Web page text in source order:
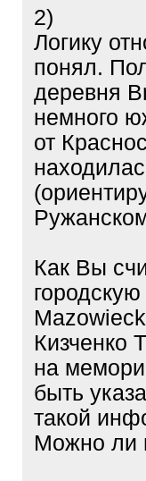
2)
Логику
понял.
деревня
немного
от
Как Вы
Кизченко
на
быть
такой
Можно ли